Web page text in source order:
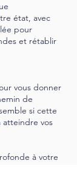
état, avec
pour
et rétablir
vous donner
de
si cette
atteindre vos
à votre